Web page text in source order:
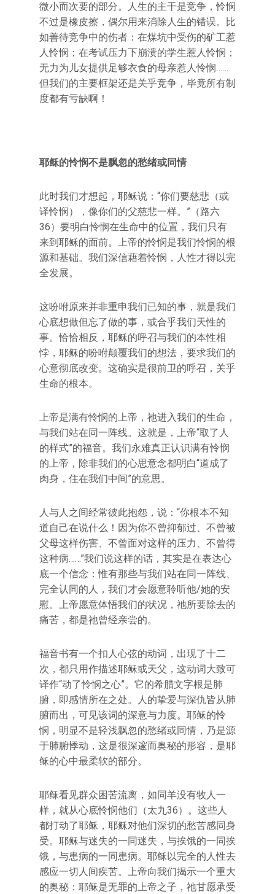
微小而次要的部分。人生的主干是竞争，怜悯
不过是橡皮擦，偶尔用来消除人生的错误。比
如善待竞争中的伤者：在煤坑中受伤的矿工惹
人怜悯；在考试压力下崩溃的学生惹人怜悯；
无力为儿女提供足够衣食的母亲惹人怜悯……
但我们的主要框架还是关乎竞争，毕竟所有制
度都有亏缺啊！
耶稣的怜悯不是飘忽的愁绪或同情
此时我们才想起，耶稣说：“你们要慈悲（或
译怜悯），像你们的父慈悲一样。”（路六
36）要明白怜悯在生命中的位置，我们只有
来到耶稣的面前。上帝的怜悯是我们怜悯的根
源和基础。我们深信藉着怜悯，人性才得以完
全发展。
这吩咐原来并非重申我们已知的事，就是我们
心底想做但忘了做的事，或合乎我们天性的
事。恰恰相反，耶稣的呼召与我们的本性相
悖，耶稣的吩咐颠覆我们的想法，要求我们的
心意彻底改变。这确实是很前卫的呼召，关乎
生命的根本。
上帝是满有怜悯的上帝，祂进入我们的生命，
与我们站在同一阵线。这就是，上帝“取了人
的样式”的福音。我们永难真正认识满有怜悯
的上帝，除非我们的心思意念都明白“道成了
肉身，住在我们中间”的意思。
人与人之间经常彼此抱怨，说：“你根本不知
道自己在说什么！因为你不曾抑郁过、不曾被
父母这样伤害、不曾面对这样的压力、不曾得
这种病……”我们说这样的话，其实是在表达心
底一个信念：惟有那些与我们站在同一阵线、
完全认同的人，我们才会愿意聆听他/她的安
慰。上帝愿意体悟我们的状况，祂所要除去的
痛苦，都是祂曾经亲尝的。
福音书有一个扣人心弦的动词，出现了十二
次，都只用作描述耶稣或天父，这动词大致可
译作“动了怜悯之心”。它的希腊文字根是肺
腑，即感情所在之处。人的挚爱与深仇皆从肺
腑而出，可见该词的深意与力度。耶稣的怜
悯，明显不是轻浅飘忽的愁绪或同情，乃是源
于肺腑悸动，这是很深邃而奥秘的形容，是耶
稣的心中最柔软的部分。
耶稣看见群众困苦流离，如同羊没有牧人一
样，就从心底怜悯他们（太九36）。这些人
都打动了耶稣，耶稣对他们深切的愁苦感同身
受。耶稣与迷失的一同迷失，与挨饿的一同挨
饿，与患病的一同患病。耶稣以完全的人性去
感应一切人间疾苦。上帝向我们揭示一个重大
的奥秘：耶稣是无罪的上帝之子，祂甘愿承受